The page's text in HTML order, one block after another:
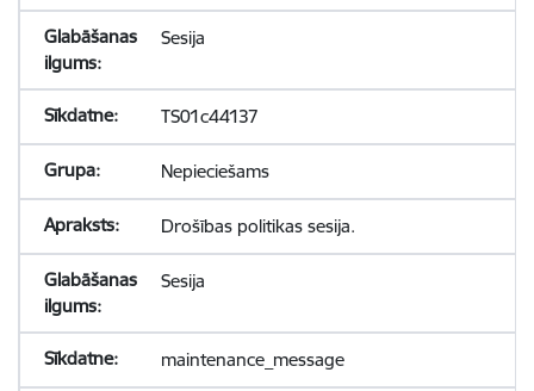
Sesija
TS01c44137
Nepieciešams
Drošības politikas sesija.
Sesija
maintenance_message